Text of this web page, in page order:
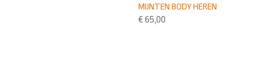
MIJNTEN BODY HEREN
€ 65,00